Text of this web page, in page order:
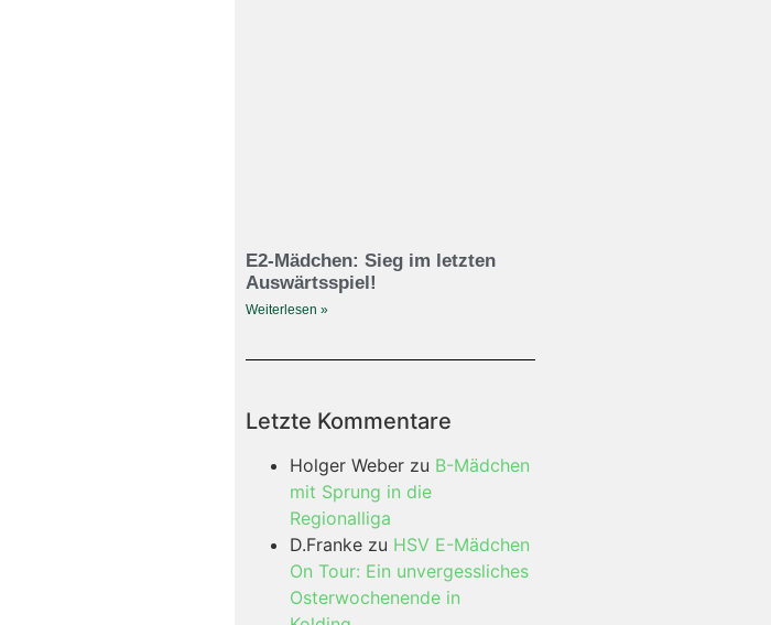
E2-Mädchen: Sieg im letzten
Auswärtsspiel!
Weiterlesen »
Letzte Kommentare
Holger Weberzu B-Mädchen
mit Sprung in die
Regionalliga
D.Frankezu HSV E-Mädchen
On Tour: Ein unvergessliches
Osterwochenende in